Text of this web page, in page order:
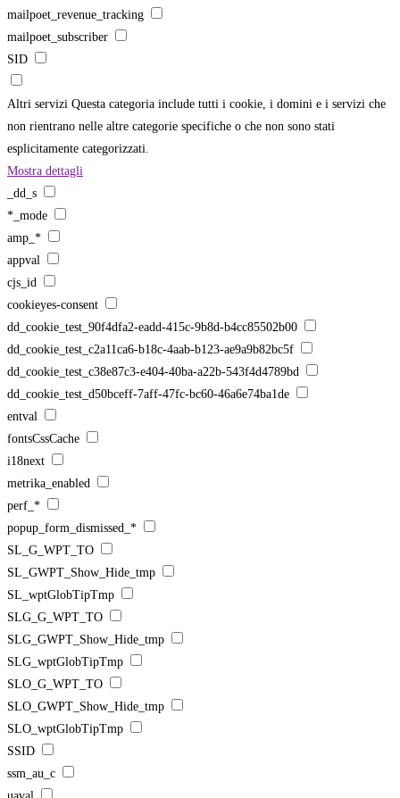
mailpoet_revenue_tracking
mailpoet_subscriber
SID
Altri servizi Questa categoria include tutti i cookie, i domini e i servizi che
non rientrano nelle altre categorie specifiche o che non sono stati
esplicitamente categorizzati.
Mostra dettagli
_dd_s
*_mode
amp_*
appval
cjs_id
cookieyes-consent
dd_cookie_test_90f4dfa2-eadd-415c-9b8d-b4cc85502b00
dd_cookie_test_c2a11ca6-b18c-4aab-b123-ae9a9b82bc5f
dd_cookie_test_c38e87c3-e404-40ba-a22b-543f4d4789bd
dd_cookie_test_d50bceff-7aff-47fc-bc60-46a6e74ba1de
entval
fontsCssCache
i18next
metrika_enabled
perf_*
popup_form_dismissed_*
SL_G_WPT_TO
SL_GWPT_Show_Hide_tmp
SL_wptGlobTipTmp
SLG_G_WPT_TO
SLG_GWPT_Show_Hide_tmp
SLG_wptGlobTipTmp
SLO_G_WPT_TO
SLO_GWPT_Show_Hide_tmp
SLO_wptGlobTipTmp
SSID
ssm_au_c